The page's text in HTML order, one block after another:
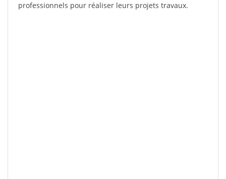
professionnels pour réaliser leurs projets travaux.